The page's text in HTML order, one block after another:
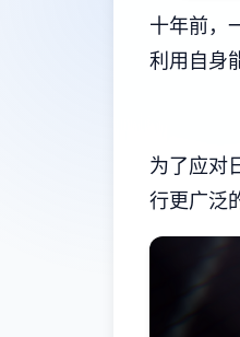
十年前，
利用自身
为了应对
行更广泛